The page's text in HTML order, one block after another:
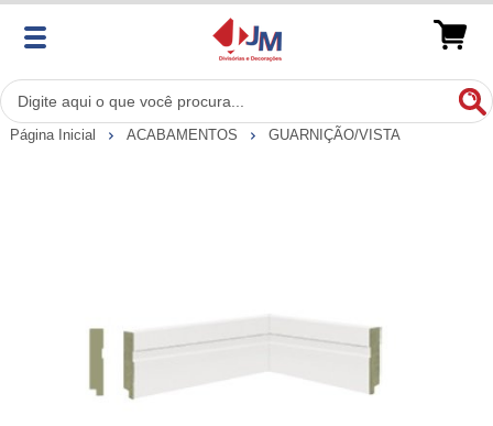
Página Inicial ACABAMENTOS GUARNIÇÃO/VISTA